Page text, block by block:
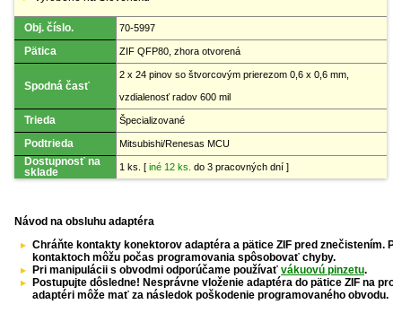
Obj. číslo. 70-5997
Pätica ZIF QFP80, zhora otvorená
Spodná časť
2 x 24 pinov so štvorcovým prierezom 0,6 x 0,6 mm,
vzdialenosť radov 600 mil
Trieda Špecializované
Podtrieda Mitsubishi/Renesas MCU
Dostupnosť na
sklade
1 ks. [ iné 12 ks. do 3 pracovných dní ]
Návod na obsluhu adaptéra
Chráňte kontakty konektorov adaptéra a pätice ZIF pred znečistením.
kontaktoch môžu počas programovania spôsobovať chyby.
Pri manipulácii s obvodmi odporúčame používať vákuovú pinzetu.
Postupujte dôsledne! Nesprávne vloženie adaptéra do pätice ZIF na
adaptéri môže mať za následok poškodenie programovaného obvodu.